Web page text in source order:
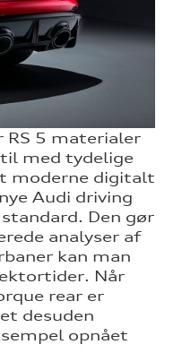
5 materialer
med tydelige
moderne digitalt
Audi driving
Den gør
analyser af
kan man
Når
rear er
desuden
opnået